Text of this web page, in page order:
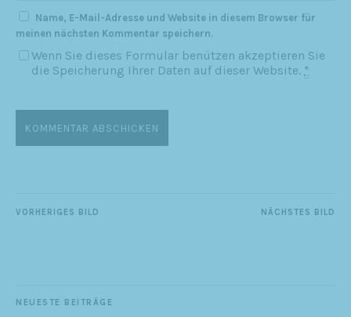
Name, E-Mail-Adresse und Website in diesem Browser für
meinen nächsten Kommentar speichern.
Wenn Sie dieses Formular benützen akzeptieren Sie
die Speicherung Ihrer Daten auf dieser Website. *
NÄCHSTES BILD
VORHERIGES BILD
NEUESTE BEITRÄGE